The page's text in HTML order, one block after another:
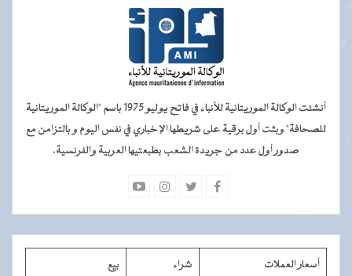
أنشئت الوكالة الموريتانية للأنباء في فاتح يوليو 1975 باسم "الوكالة الموريتانية
للصحافة" وبثت أول برقية على شريطها الإخباري في نفس اليوم و بالتزامن مع
صدور أول عدد من جريدة الشعب بطبعتيها العربية والفرنسية.
أسعار العملات شراء بيع